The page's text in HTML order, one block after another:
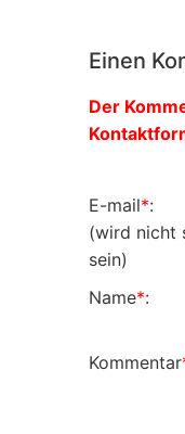
Einen
Der
E-mail*:
(wird nicht
sein)
Name*:
Kommentar